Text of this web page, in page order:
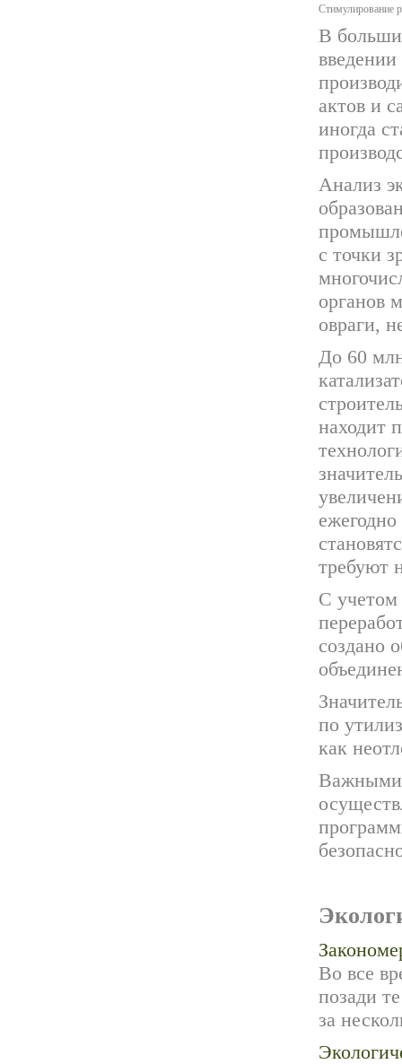
Стимулирование
В
актов и
иногда
Анализ
с точки
органов
овраги,
До 60
находит
требуют
С учетом
создано
по
как
Важными
Во все
позади
за